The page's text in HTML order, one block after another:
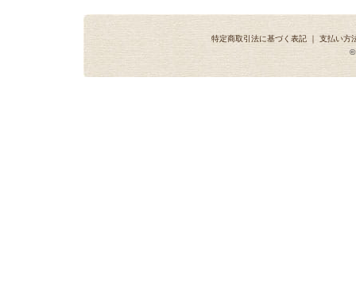
特定商取引法に基づく表記 ｜ 支払い方
©